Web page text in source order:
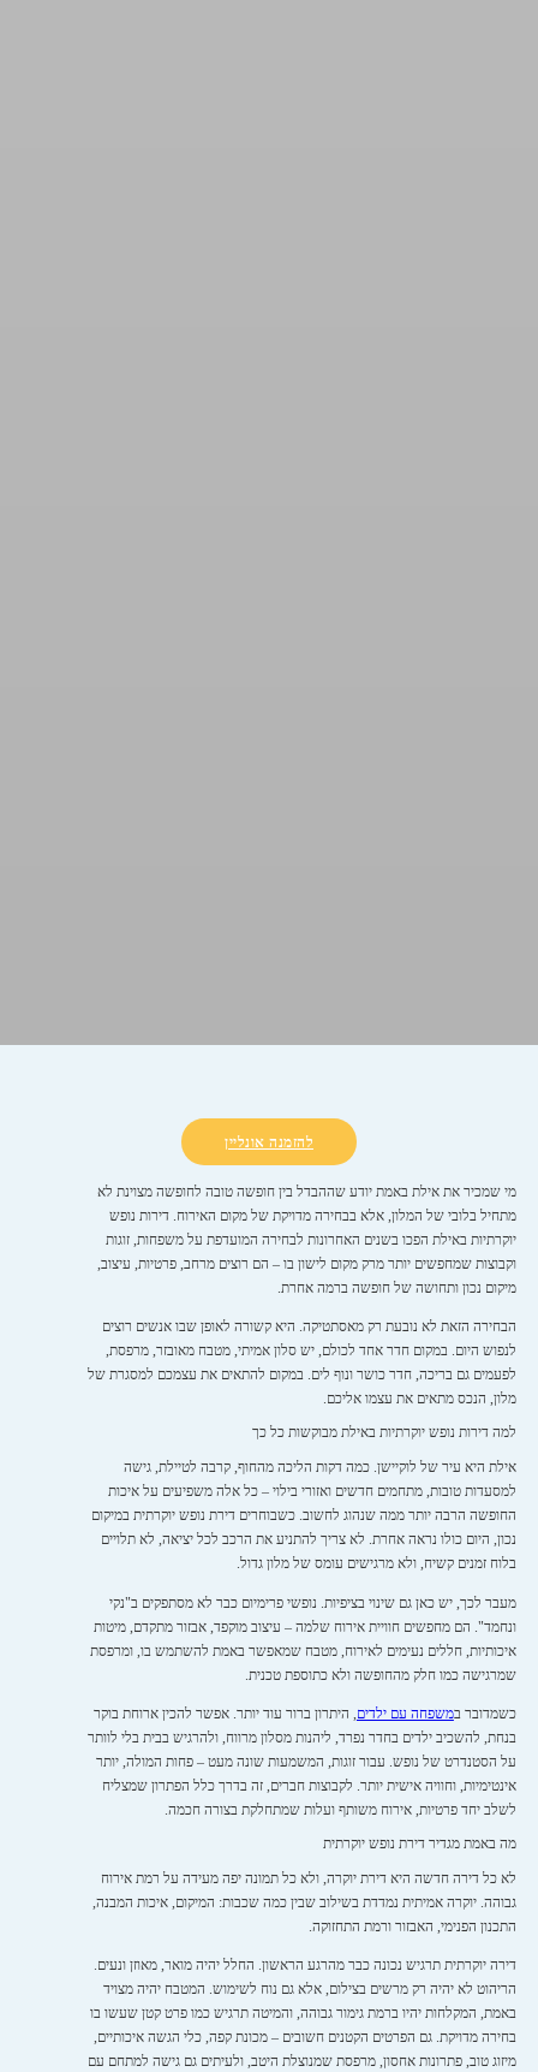
להזמנה אונליין
מי שמכיר את אילת באמת יודע שההבדל בין חופשה טובה לחופשה מצוינת לא
מתחיל בלובי של המלון, אלא בבחירה מדויקת של מקום האירוח. דירות נופש
יוקרתיות באילת הפכו בשנים האחרונות לבחירה המועדפת על משפחות, זוגות
וקבוצות שמחפשים יותר מרק מקום לישון בו – הם רוצים מרחב, פרטיות, עיצוב,
מיקום נכון ותחושה של חופשה ברמה אחרת.
הבחירה הזאת לא נובעת רק מאסתטיקה. היא קשורה לאופן שבו אנשים רוצים
לנפוש היום. במקום חדר אחד לכולם, יש סלון אמיתי, מטבח מאובזר, מרפסת,
לפעמים גם בריכה, חדר כושר ונוף לים. במקום להתאים את עצמכם למסגרת של
מלון, הנכס מתאים את עצמו אליכם.
למה דירות נופש יוקרתיות באילת מבוקשות כל כך
אילת היא עיר של לוקיישן. כמה דקות הליכה מהחוף, קרבה לטיילת, גישה
למסעדות טובות, מתחמים חדשים ואזורי בילוי – כל אלה משפיעים על איכות
החופשה הרבה יותר ממה שנהוג לחשוב. כשבוחרים דירת נופש יוקרתית במיקום
נכון, היום כולו נראה אחרת. לא צריך להתניע את הרכב לכל יציאה, לא תלויים
בלוח זמנים קשיח, ולא מרגישים עומס של מלון גדול.
מעבר לכך, יש כאן גם שינוי בציפיות. נופשי פרימיום כבר לא מסתפקים ב"נקי
ונחמד". הם מחפשים חוויית אירוח שלמה – עיצוב מוקפד, אבזור מתקדם, מיטות
איכותיות, חללים נעימים לאירוח, מטבח שמאפשר באמת להשתמש בו, ומרפסת
שמרגישה כמו חלק מהחופשה ולא כתוספת טכנית.
כשמדובר במשפחה עם ילדים , היתרון ברור עוד יותר. אפשר להכין ארוחת בוקר
בנחת, להשכיב ילדים בחדר נפרד, ליהנות מסלון מרווח, ולהרגיש בבית בלי לוותר
על הסטנדרט של נופש. עבור זוגות, המשמעות שונה מעט – פחות המולה, יותר
אינטימיות, וחוויה אישית יותר. לקבוצות חברים, זה בדרך כלל הפתרון שמצליח
לשלב יחד פרטיות, אירוח משותף ועלות שמתחלקת בצורה חכמה.
מה באמת מגדיר דירת נופש יוקרתית
לא כל דירה חדשה היא דירת יוקרה, ולא כל תמונה יפה מעידה על רמת אירוח
גבוהה. יוקרה אמיתית נמדדת בשילוב שבין כמה שכבות: המיקום, איכות המבנה,
התכנון הפנימי, האבזור ורמת התחזוקה.
דירה יוקרתית תרגיש נכונה כבר מהרגע הראשון. החלל יהיה מואר, מאוזן ונעים.
הריהוט לא יהיה רק מרשים בצילום, אלא גם נוח לשימוש. המטבח יהיה מצויד
באמת, המקלחות יהיו ברמת גימור גבוהה, והמיטה תרגיש כמו פרט קטן שעשו בו
בחירה מדויקת. גם הפרטים הקטנים חשובים – מכונת קפה, כלי הגשה איכותיים,
מיזוג טוב, פתרונות אחסון, מרפסת שמנוצלת היטב, ולעיתים גם גישה למתחם עם